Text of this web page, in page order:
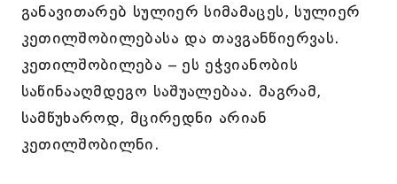
განავითარებ სულიერ სიმამაცეს, სულიერ
კეთილშობილებასა და თავგანწიერვას.
კეთილშობილება – ეს ეჭვიანობის
საწინააღმდეგო საშუალებაა. მაგრამ,
სამწუხაროდ, მცირედნი არიან
კეთილშობილნი.